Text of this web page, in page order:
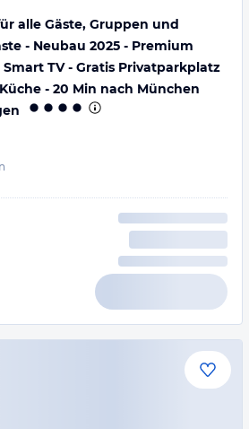
alle Gäste, Gruppen und
- Neubau 2025 - Premium
TV - Gratis Privatparkplatz
- 20 Min nach München